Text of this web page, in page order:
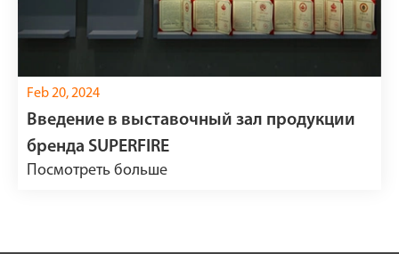
Feb 20, 2024
Введение в выставочный зал продукции
бренда SUPERFIRE
Посмотреть больше